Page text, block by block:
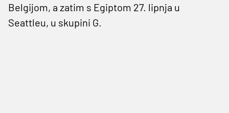
Belgijom, a zatim s Egiptom 27. lipnja u
Seattleu, u skupini G.